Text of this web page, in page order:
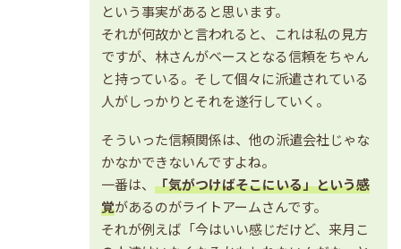
という事実があると思います。
それが何故かと言われると、これは私の見方
ですが、林さんがベースとなる信頼をちゃん
と持っている。そして個々に派遣されている
人がしっかりとそれを遂行していく。
そういった信頼関係は、他の派遣会社じゃな
かなかできないんですよね。
一番は、 「気がつけばそこにいる」という感
覚があるのがライトアームさんです。
それが例えば「今はいい感じだけど、来月こ